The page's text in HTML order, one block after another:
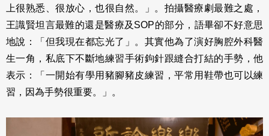
上很熟悉、很放心，也很自然。」。拍攝醫療劇最難之處，
王識賢坦言最難的還是醫療及SOP的部分，語畢卻不好意思
地說：「但我現在都忘光了」。其實他為了演好胸腔外科醫
生一角，私底下不斷地練習手術鉤針跟縫合打結的手勢，他
表示：「一開始有學用豬腳豬皮練習，平常用鞋帶也可以練
習，因為手勢很重要。」。